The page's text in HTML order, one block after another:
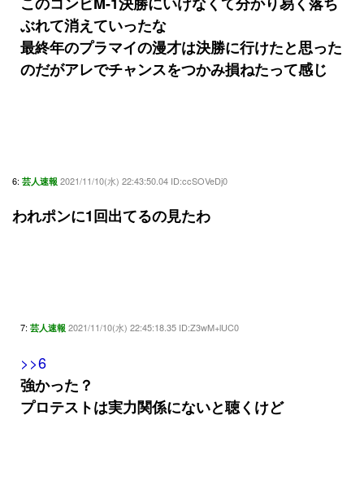
ぶれて消えていったな
最終年のプラマイの漫才は決勝に行けたと思った
のだがアレでチャンスをつかみ損ねたって感じ
6: 芸人速報 2021/11/10(水) 22:43:50.04 ID:ccSOVeDj0
われポンに1回出てるの見たわ
7: 芸人速報 2021/11/10(水) 22:45:18.35 ID:Z3wM+lUC0
>>6
強かった？
プロテストは実力関係にないと聴くけど